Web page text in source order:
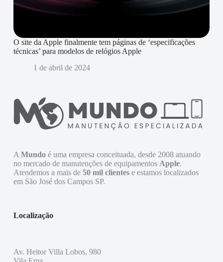
O site da Apple finalmente tem páginas de ‘especificações
técnicas’ para modelos de relógios Apple
1 de abril de 2024
A Mundoé uma empresa conceituada, desde 2008 atuando
no mercado de manutenções de equipamentos Apple.
Atendemos a mais de 50 mil clientese estamos localizados
em São José dos Campos SP.
Localização
Av. Heitor Villa Lobos, 980